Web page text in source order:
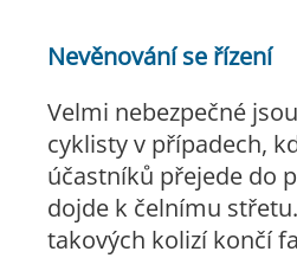
Nevěnování se řízení
Velmi nebezpečné
cyklisty v případech,
účastníků přejede do
dojde k čelnímu
takových kolizí končí